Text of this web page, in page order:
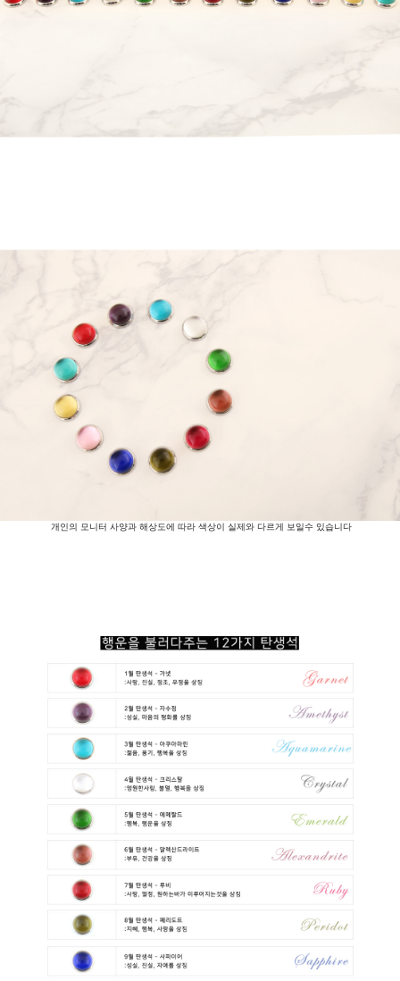
개인의 모니터 사양과 해상도에 따라 색상이 실제와 다르게 보일수 있습니다